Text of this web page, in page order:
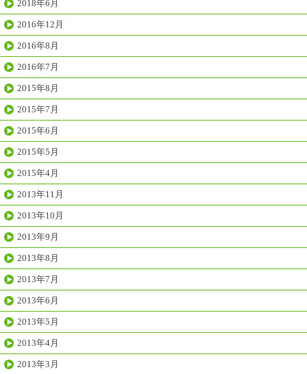
2018年6月
2016年12月
2016年8月
2016年7月
2015年8月
2015年7月
2015年6月
2015年5月
2015年4月
2013年11月
2013年10月
2013年9月
2013年8月
2013年7月
2013年6月
2013年5月
2013年4月
2013年3月